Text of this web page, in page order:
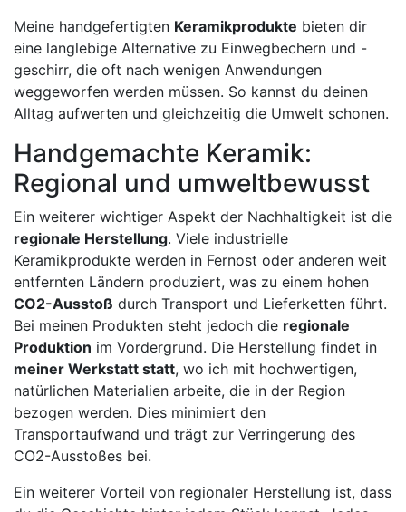
Meine handgefertigten Keramikprodukte bieten dir
eine langlebige Alternative zu Einwegbechern und -
geschirr, die oft nach wenigen Anwendungen
weggeworfen werden müssen. So kannst du deinen
Alltag aufwerten und gleichzeitig die Umwelt schonen.
Handgemachte Keramik:
Regional und umweltbewusst
Ein weiterer wichtiger Aspekt der Nachhaltigkeit ist die
regionale Herstellung. Viele industrielle
Keramikprodukte werden in Fernost oder anderen weit
entfernten Ländern produziert, was zu einem hohen
CO2-Ausstoß durch Transport und Lieferketten führt.
Bei meinen Produkten steht jedoch die regionale
Produktion im Vordergrund. Die Herstellung findet in
meiner Werkstatt statt, wo ich mit hochwertigen,
natürlichen Materialien arbeite, die in der Region
bezogen werden. Dies minimiert den
Transportaufwand und trägt zur Verringerung des
CO2-Ausstoßes bei.
Ein weiterer Vorteil von regionaler Herstellung ist, dass